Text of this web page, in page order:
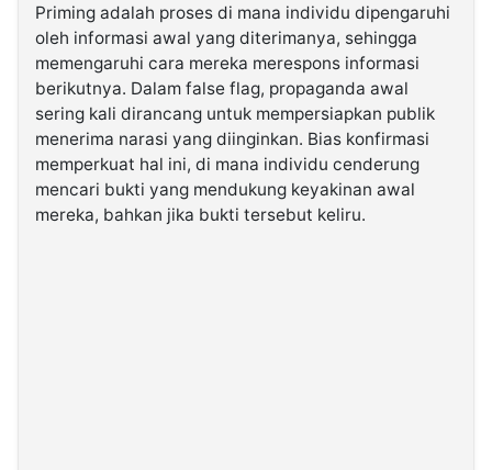
Priming adalah proses di mana individu dipengaruhi
oleh informasi awal yang diterimanya, sehingga
memengaruhi cara mereka merespons informasi
berikutnya. Dalam false flag, propaganda awal
sering kali dirancang untuk mempersiapkan publik
menerima narasi yang diinginkan. Bias konfirmasi
memperkuat hal ini, di mana individu cenderung
mencari bukti yang mendukung keyakinan awal
mereka, bahkan jika bukti tersebut keliru.